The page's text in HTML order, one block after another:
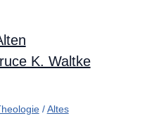
K. Waltke
/Altes